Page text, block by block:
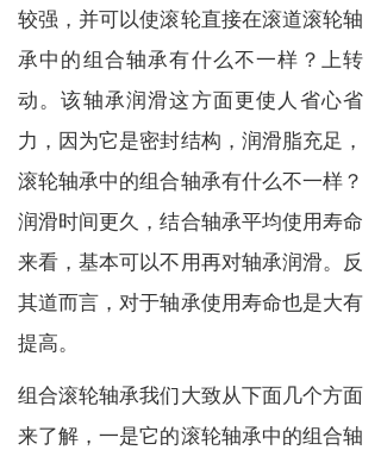
较强，并可以使滚轮直接在滚道滚轮轴
承中的组合轴承有什么不一样？上转
动。该轴承润滑这方面更使人省心省
力，因为它是密封结构，润滑脂充足，
滚轮轴承中的组合轴承有什么不一样？
润滑时间更久，结合轴承平均使用寿命
来看，基本可以不用再对轴承润滑。反
其道而言，对于轴承使用寿命也是大有
提高。
组合滚轮轴承我们大致从下面几个方面
来了解，一是它的滚轮轴承中的组合轴